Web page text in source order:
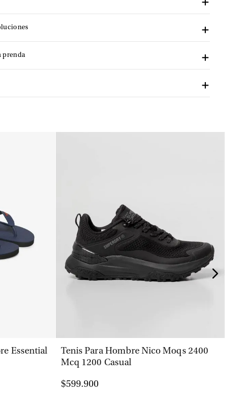
prenda
Essential
VISTA RÁPIDA
Tenis Para Hombre Nico Moqs 2400
Mcq 1200 Casual
$599.900